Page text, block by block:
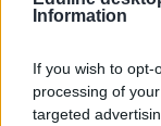
Information
If you wish to
processing of
targeted
Megbukott,
fiatal az